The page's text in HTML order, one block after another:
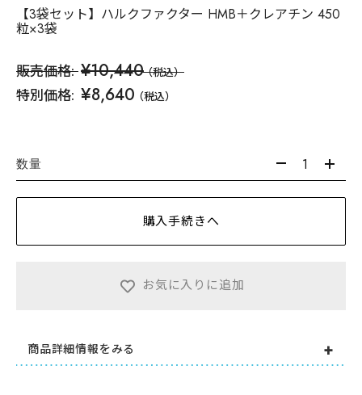
【3袋セット】ハルクファクター HMB＋クレアチン 450
粒×3袋
販売価格:¥10,440（税込）
特別価格: ¥8,640（税込）
数量
購入手続きへ
お気に入りに追加
商品詳細情報をみる